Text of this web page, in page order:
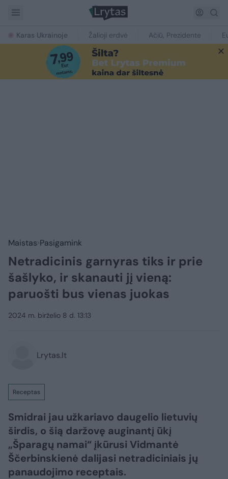
Karas Ukrainoje Žalioji erdvė Ačiū, Prezidente
Maistas Pasigamink
Netradicinis garnyras tiks ir prie
šašlyko, ir skanauti jį vieną:
paruošti bus vienas juokas
2024 m. birželio 8 d. 13:13
Lrytas.lt
Receptas
Smidrai jau užkariavo daugelio lietuvių
širdis, o šią daržovę auginantį ūkį
„Šparagų namai“ įkūrusi Vidmantė
Ščerbinskienė dalijasi netradiciniais jų
panaudojimo receptais.